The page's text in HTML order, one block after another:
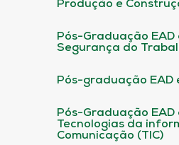
Produção e
Pós-Graduação
Segurança do
Pós-graduação EAD
Pós-Graduação
Tecnologias da
Comunicação (TIC)